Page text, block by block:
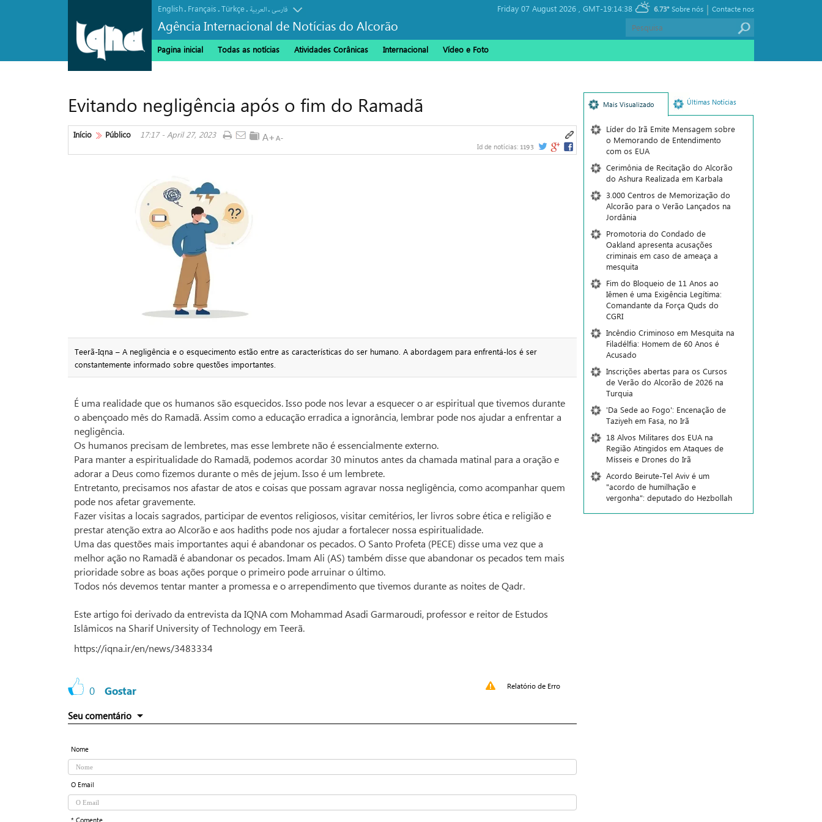
English. Français.Türkçe. العربیة.فارسی
Agência Internacional de Notícias do Alcorão
Friday 07 August 2026 , GMT-19:14:38 6.73° Contacte nos
|
Sobre nós
Pagina inicial Todas as notícias Atividades Corânicas Internacional Vídeo e Foto
Evitando negligência após o fim do Ramadã
Início Público 17:17 - April 27, 2023
Id de notícias: 1193
Teerã-Iqna – A negligência e o esquecimento estão entre as características do ser humano. A abordagem para enfrentá-los é ser
constantemente informado sobre questões importantes.
É uma realidade que os humanos são esquecidos. Isso pode nos levar a esquecer o ar espiritual que tivemos durante
o abençoado mês do Ramadã. Assim como a educação erradica a ignorância, lembrar pode nos ajudar a enfrentar a
negligência.
Os humanos precisam de lembretes, mas esse lembrete não é essencialmente externo.
Para manter a espiritualidade do Ramadã, podemos acordar 30 minutos antes da chamada matinal para a oração e
adorar a Deus como fizemos durante o mês de jejum. Isso é um lembrete.
Entretanto, precisamos nos afastar de atos e coisas que possam agravar nossa negligência, como acompanhar quem
pode nos afetar gravemente.
Fazer visitas a locais sagrados, participar de eventos religiosos, visitar cemitérios, ler livros sobre ética e religião e
prestar atenção extra ao Alcorão e aos hadiths pode nos ajudar a fortalecer nossa espiritualidade.
Uma das questões mais importantes aqui é abandonar os pecados. O Santo Profeta (PECE) disse uma vez que a
melhor ação no Ramadã é abandonar os pecados. Imam Ali (AS) também disse que abandonar os pecados tem mais
prioridade sobre as boas ações porque o primeiro pode arruinar o último.
Todos nós devemos tentar manter a promessa e o arrependimento que tivemos durante as noites de Qadr.
Este artigo foi derivado da entrevista da IQNA com Mohammad Asadi Garmaroudi, professor e reitor de Estudos
Islâmicos na Sharif University of Technology em Teerã.
https://iqna.ir/en/news/3483334
0 Gostar Relatório de Erro
Seu comentário
Nome
O Email
* Comente
Mais Visualizado Últimas Notícias
Líder do Irã Emite Mensagem sobre
o Memorando de Entendimento
com os EUA
Cerimônia de Recitação do Alcorão
do Ashura Realizada em Karbala
3.000 Centros de Memorização do
Alcorão para o Verão Lançados na
Jordânia
Promotoria do Condado de
Oakland apresenta acusações
criminais em caso de ameaça a
mesquita
Fim do Bloqueio de 11 Anos ao
Iêmen é uma Exigência Legítima:
Comandante da Força Quds do
CGRI
Incêndio Criminoso em Mesquita na
Filadélfia: Homem de 60 Anos é
Acusado
Inscrições abertas para os Cursos
de Verão do Alcorão de 2026 na
Turquia
'Da Sede ao Fogo': Encenação de
Taziyeh em Fasa, no Irã
18 Alvos Militares dos EUA na
Região Atingidos em Ataques de
Mísseis e Drones do Irã
Acordo Beirute-Tel Aviv é um
"acordo de humilhação e
vergonha": deputado do Hezbollah